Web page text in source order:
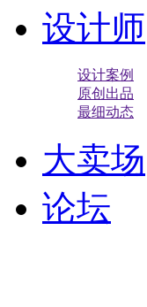
设计师
设计案例
原创出品
最细动态
大卖场
论坛